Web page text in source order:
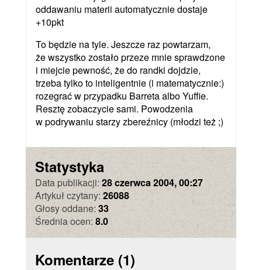
oddawaniu materii automatycznie dostaje
+10pkt
To będzie na tyle. Jeszcze raz powtarzam,
że wszystko zostało przeze mnie sprawdzone
i miejcie pewność, że do randki dojdzie,
trzeba tylko to inteligentnie (i matematycznie:)
rozegrać w przypadku Barreta albo Yuffie.
Resztę zobaczycie sami. Powodzenia
w podrywaniu starzy zbereźnicy (młodzi też ;)
Statystyka
Data publikacji:28 czerwca 2004, 00:27
Artykuł czytany:26088
Głosy oddane:33
Średnia ocen:8.0
Komentarze (1)